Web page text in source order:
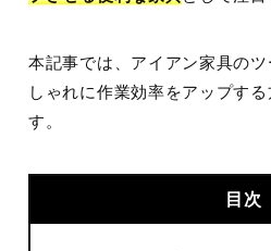
本記事では、アイアン家具の
しゃれに作業効率をアップす
す。
目次